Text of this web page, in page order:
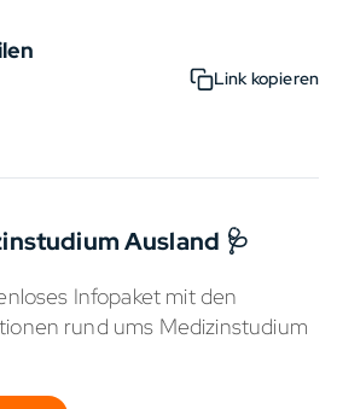
Link kopieren
Ausland 🩺
Infopaket mit den
rund ums Medizinstudium